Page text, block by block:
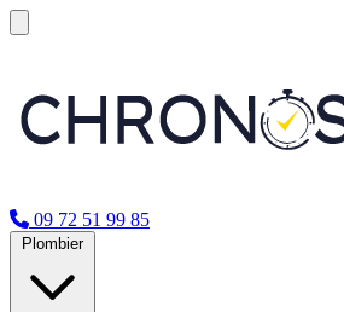
09 72 51 99 85
Plombier